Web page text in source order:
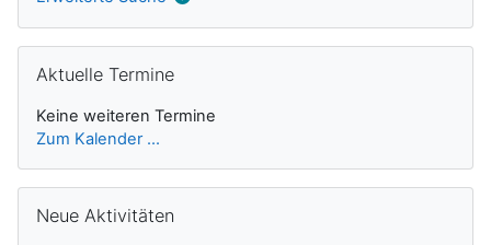
Aktuelle Termine
Keine weiteren Termine
Zum Kalender ...
Neue Aktivitäten